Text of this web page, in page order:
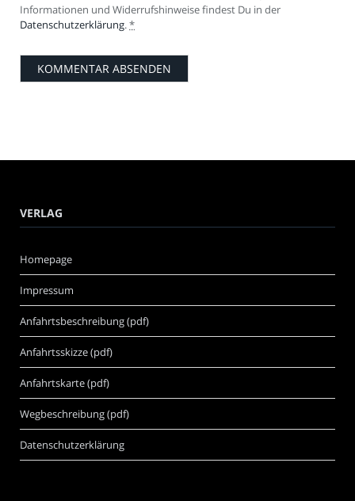
Informationen und Widerrufshinweise findest Du in der
Datenschutzerklärung.*
VERLAG
Homepage
Impressum
Anfahrtsbeschreibung (pdf)
Anfahrtsskizze (pdf)
Anfahrtskarte (pdf)
Wegbeschreibung (pdf)
Datenschutzerklärung